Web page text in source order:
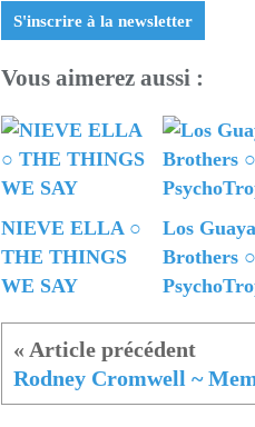
S'inscrire à la newsletter
Vous aimerez aussi :
NIEVE ELLA ○
THE THINGS
WE SAY
Los
Brothers ○